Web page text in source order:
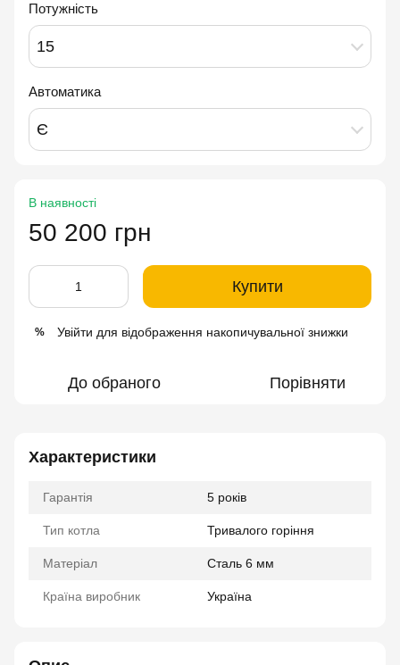
Потужність
15
Автоматика
Є
В наявності
50 200 грн
Купити
% Увійти для відображення накопичувальної знижки
До обраного Порівняти
Характеристики
Гарантія 5 років
Тип котла Тривалого горіння
Матеріал Сталь 6 мм
Країна виробник Україна